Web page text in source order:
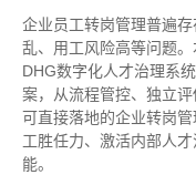
企业员工转岗管理普遍
乱、用工风险高等问题
DHG数字化人才治理系
案，从流程管控、独立
可直接落地的企业转岗
工胜任力、激活内部人
能。